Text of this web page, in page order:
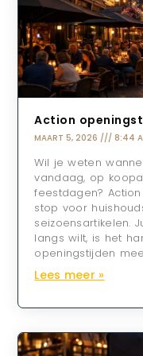
Action
MAART 5, 2026 8:44
Wil je weten
vandaag, op
feestdagen?
stop voor
seizoensartikelen.
langs wilt, is het
openingstijden
Lees meer »